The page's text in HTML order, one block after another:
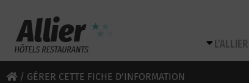
L’ALLIER
/ GÉRER CETTE FICHE D’INFORMATION